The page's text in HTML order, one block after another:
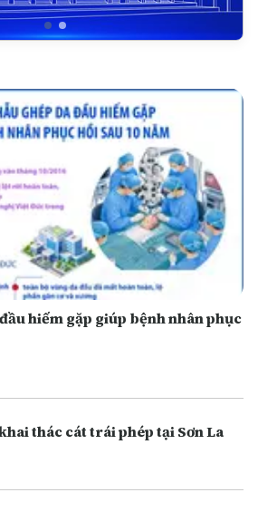
hiếm gặp giúp bệnh nhân phục
thác cát trái phép tại Sơn La